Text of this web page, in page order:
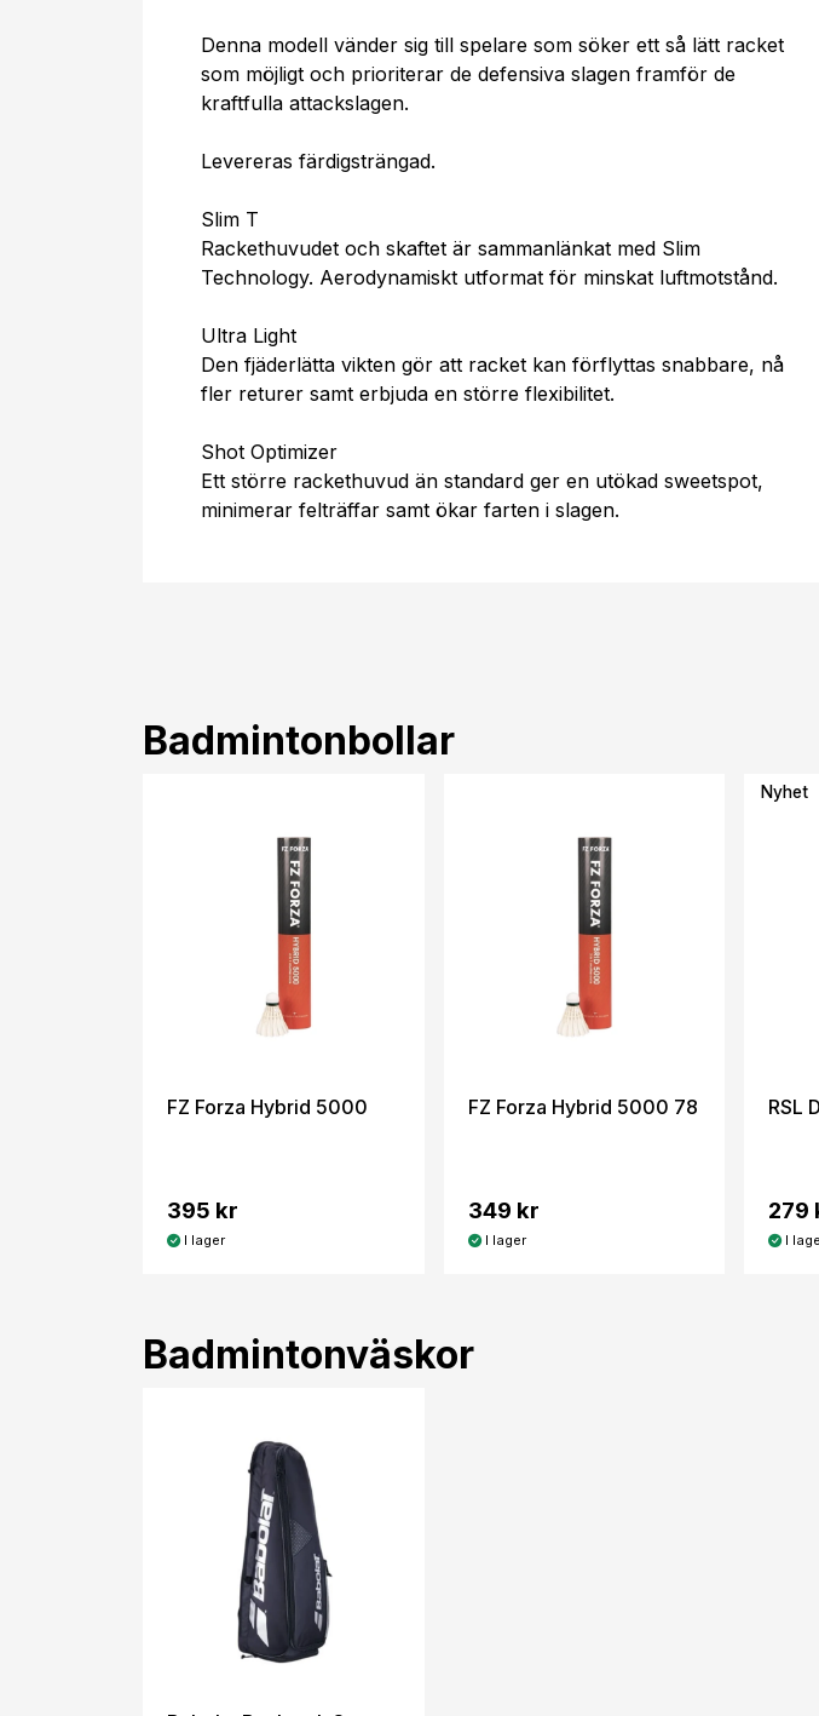
Denna modell vänder sig till spelare som söker ett så lätt racket
som möjligt och prioriterar de defensiva slagen framför de
kraftfulla attackslagen.
Levereras färdigsträngad.
Slim T
Rackethuvudet och skaftet är sammanlänkat med Slim
Technology. Aerodynamiskt utformat för minskat luftmotstånd.
Ultra Light
Den fjäderlätta vikten gör att racket kan förflyttas snabbare, nå
fler returer samt erbjuda en större flexibilitet.
Shot Optimizer
Ett större rackethuvud än standard ger en utökad sweetspot,
minimerar felträffar samt ökar farten i slagen.
Badmintonbollar
FZ Forza Hybrid 5000
395 kr
I lager
FZ Forza Hybrid 5000 78
349 kr
I lager
Nyhet
RSL
279
I
Badmintonväskor